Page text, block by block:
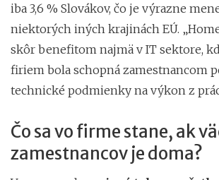
iba 3,6 % Slovákov, čo je výrazne
niektorých iných krajinách EÚ.
skôr benefitom najmä v IT sektore,
firiem bola schopná zamestnancom
technické podmienky na výkon z
Čo sa vo firme stane, ak
zamestnancov je doma?